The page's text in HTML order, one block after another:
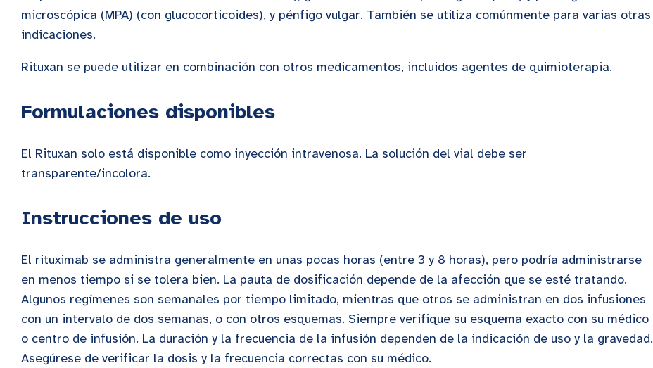
microscópica (MPA) (con glucocorticoides), y pénfigo vulgar. También se utiliza comúnmente para varias otras
indicaciones.
Rituxan se puede utilizar en combinación con otros medicamentos, incluidos agentes de quimioterapia.
Formulaciones disponibles
El Rituxan solo está disponible como inyección intravenosa. La solución del vial debe ser
transparente/incolora.
Instrucciones de uso
El rituximab se administra generalmente en unas pocas horas (entre 3 y 8 horas), pero podría administrarse
en menos tiempo si se tolera bien. La pauta de dosificación depende de la afección que se esté tratando.
Algunos regímenes son semanales por tiempo limitado, mientras que otros se administran en dos infusiones
con un intervalo de dos semanas, o con otros esquemas. Siempre verifique su esquema exacto con su médico
o centro de infusión. La duración y la frecuencia de la infusión dependen de la indicación de uso y la gravedad.
Asegúrese de verificar la dosis y la frecuencia correctas con su médico.